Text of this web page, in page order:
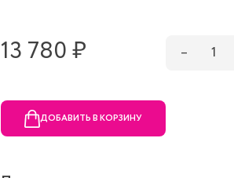
13 780 ₷ – 1
ДОБАВИТЬ В КОРЗИНУ